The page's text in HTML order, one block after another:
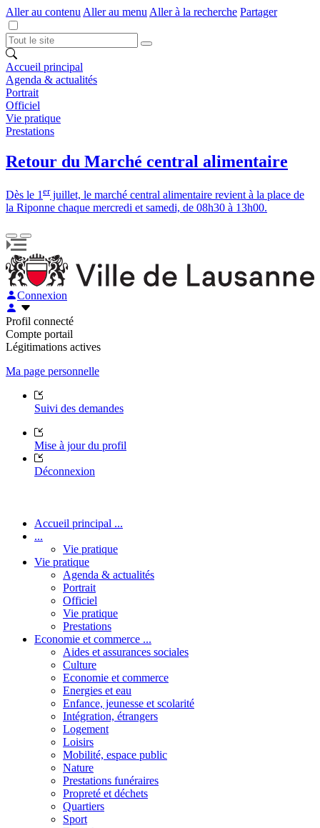
Aller au contenu Aller au menu Aller à la recherche Partager
Accueil principal
Agenda & actualités
Portrait
Officiel
Vie pratique
Prestations
Retour du Marché central alimentaire
Dès le 1 erjuillet, le marché central alimentaire revient à la place de
la Riponne chaque mercredi et samedi, de 08h30 à 13h00.
Connexion
Profil connecté
Compte portail
Légitimations actives
Ma page personnelle
Suivi des demandes
Mise à jour du profil
Déconnexion
Accueil principal ...
...
Vie pratique
Vie pratique
Agenda & actualités
Portrait
Officiel
Vie pratique
Prestations
Economie et commerce ...
Aides et assurances sociales
Culture
Economie et commerce
Energies et eau
Enfance, jeunesse et scolarité
Intégration, étrangers
Logement
Loisirs
Mobilité, espace public
Nature
Prestations funéraires
Propreté et déchets
Quartiers
Sport